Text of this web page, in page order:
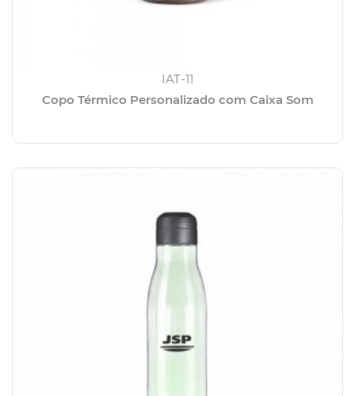
IAT-11
Copo Térmico Personalizado com Caixa Som